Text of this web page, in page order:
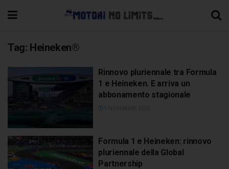
Tag: Heineken®
Rinnovo pluriennale tra Formula
1 e Heineken. E arriva un
abbonamento stagionale
Formula 1 e Heineken: rinnovo
pluriennale della Global
Partnership